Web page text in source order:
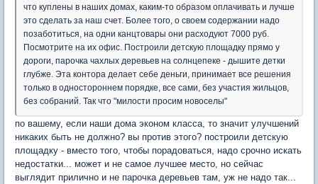
что куплены в наших домах, каким-то образом оплачивать и лучше
это сделать за наш счет. Более того, о своем содержании надо
позаботиться, на одни канцтовары они расходуют 7000 руб.
Посмотрите на их офис. Построили детскую площадку прямо у
дороги, парочка чахлых деревьев на солнцепеке - дышите детки
глубже. Эта контора делает себе деньги, принимает все решения
только в одностороннем порядке, все сами, без участия жильцов,
без собраний. Так что "милости просим новоселы"
по вашему, если наши дома эконом класса, то значит улучшений
никаких быть не должно? вы против этого? построили детскую
площадку - вместо того, чтобы порадоваться, надо срочно искать
недостатки... может и не самое лучшее место, но сейчас
выглядит прилично и не парочка деревьев там, уж не надо так...